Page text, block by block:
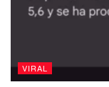
VIRAL